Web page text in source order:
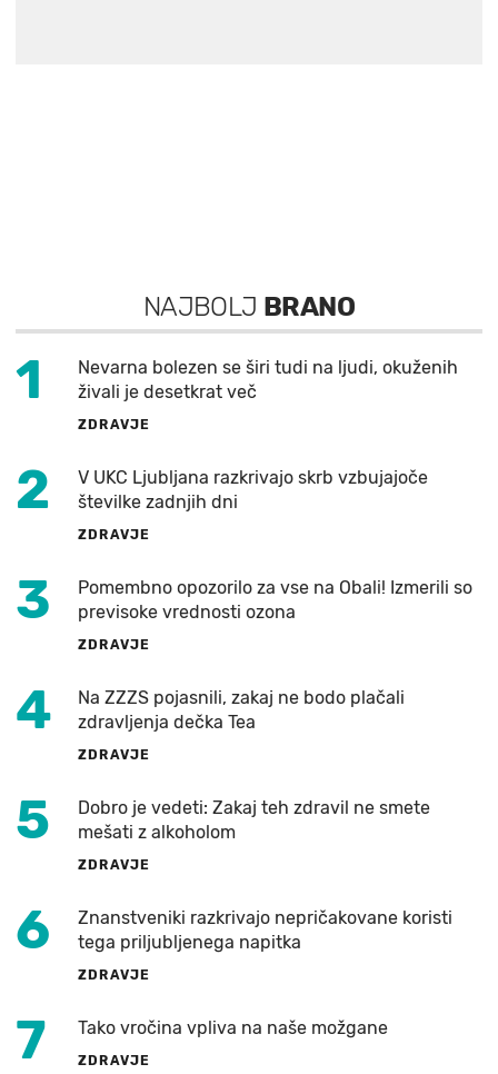
NAJBOLJ BRANO
1
Nevarna bolezen se širi tudi na ljudi, okuženih
živali je desetkrat več
ZDRAVJE
2
V UKC Ljubljana razkrivajo skrb vzbujajoče
številke zadnjih dni
ZDRAVJE
3
Pomembno opozorilo za vse na Obali! Izmerili so
previsoke vrednosti ozona
ZDRAVJE
4
Na ZZZS pojasnili, zakaj ne bodo plačali
zdravljenja dečka Tea
ZDRAVJE
5
Dobro je vedeti: Zakaj teh zdravil ne smete
mešati z alkoholom
ZDRAVJE
6
Znanstveniki razkrivajo nepričakovane koristi
tega priljubljenega napitka
ZDRAVJE
7 Tako vročina vpliva na naše možgane
ZDRAVJE